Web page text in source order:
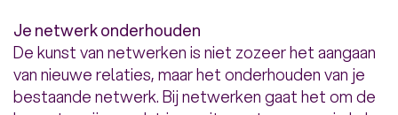
Je netwerk onderhouden
De kunst van netwerken is niet zozeer het aangaan
van nieuwe relaties, maar het onderhouden van je
bestaande netwerk. Bij netwerken gaat het om de